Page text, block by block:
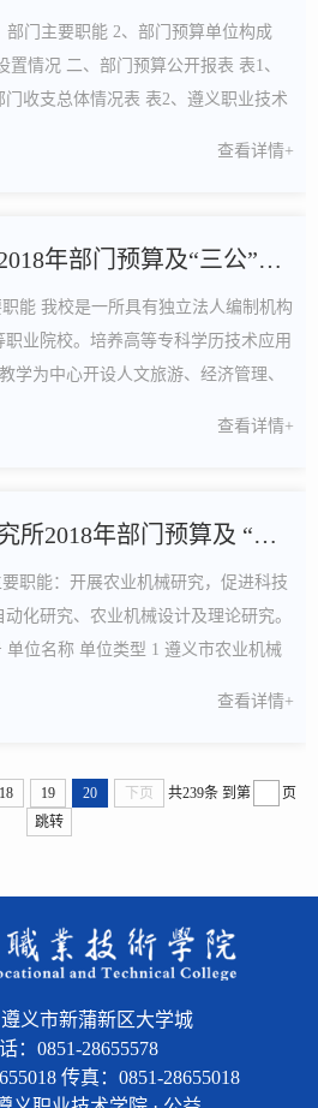
部门主要职能 2、部门预算单位构成
置情况 二、部门预算公开报表 表1、
收支总体情况表 表2、遵义职业技术
查看详情+
遵义职业技术学院2018年部门预算及“三公”经费预算信息
能 我校是一所具有独立法人编制机构
业院校。培养高等专科学历技术应用
学为中心开设人文旅游、经济管理、
查看详情+
遵义市农业机械研究所2018年部门预算及 “三公”经费预算信息...
要职能：开展农业机械研究，促进科技
化研究、农业机械设计及理论研究。
位名称 单位类型 1 遵义市农业机械
查看详情+
18 19 20 下页 共239条 到第
页
跳转
义市新蒲新区大学城
：0851-28655578
传真：0851-28655018